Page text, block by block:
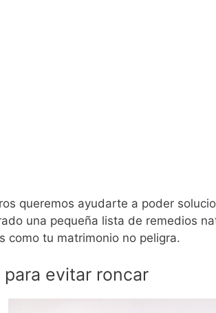
queremos ayudarte a poder
una pequeña lista de remedios
como tu matrimonio no peligra.
para evitar roncar